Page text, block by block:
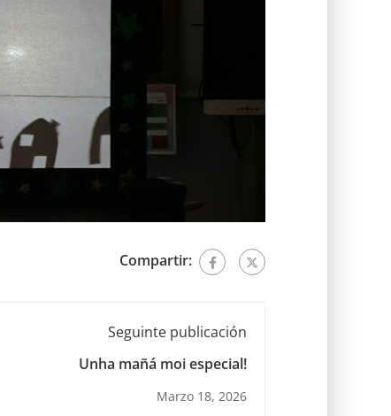
Compartir:
Seguinte publicación
Unha mañá moi especial!
Marzo 18, 2026